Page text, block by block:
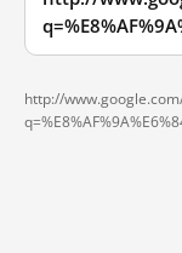
http://